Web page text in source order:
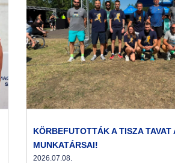
KÖRBEFUTOTTÁK A TISZA TAVAT
MUNKATÁRSAI!
2026.07.08.